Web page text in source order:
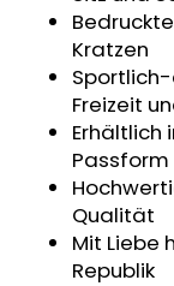
Kratzen
Freizeit
Erhältlich
Qualität
Mit Liebe
Republik